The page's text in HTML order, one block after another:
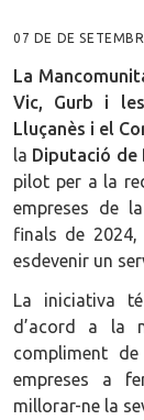
07 DE DE
La
Vic, Gurb i
Lluçanès i el
la Diputació de
pilot per a la
empreses de
finals de
esdevenir un
La iniciativa
d’acord a la
compliment
empreses a
millorar-ne la